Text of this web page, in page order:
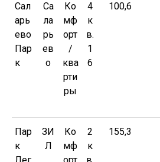
Сал
арь
ево
Пар
к
Са
ла
рь
ев
о
Ко
мф
орт
/
ква
рти
ры
4
к
в.
1
6
100,6
Пар
к
ЗИ
Л
Ко
мф
2
к
155,3